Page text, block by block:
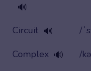
🔊
Circuit 🔊 /
Complex 🔊 /